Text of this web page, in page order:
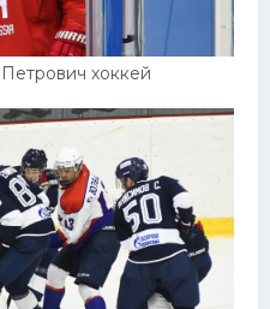
хоккей